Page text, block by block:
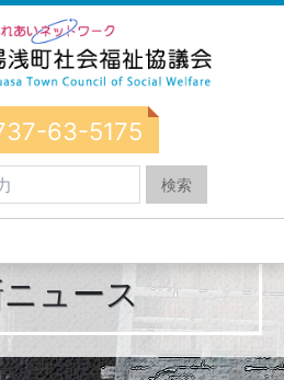
63-5175
ュース